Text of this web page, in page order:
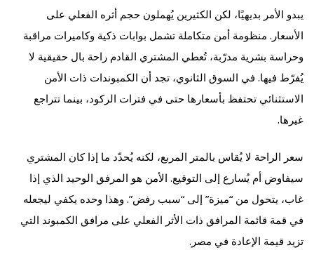
يبدو الأمر بديهيًا، لكن الكثيرين يُهملون حجم أثره الفعلي على
الأسعار. منظومة أمن متكاملة تشمل بوابات ذكية وكاميرات مراقبة
وحراسة بشرية مدرّبة، تُعطي المشتري القادم راحة بال حقيقية لا
يُفرّط فيها. في السوق الثانوي، تجد أن الكمبوندات ذات الأمن
الاستثنائي تحتفظ بأسعارها حتى في فترات الركود، بينما تتراجع
غيرها.
سعر الراحة لا يُقاس بالمتر المربع، لكنه يُحدّد ما إذا كان المشتري
سيفاوض أم يُسارع إلى التوقيع. الأمن هو المرفق الوحيد الذي إذا
غاب، يتحول من “ميزة” إلى “سبب رفض”. وهذا وحده يكفي ليجعله
في قمة قائمة المرافق ذات الأثر الفعلي على مرافق الكمبوند التي
تزيد قيمة الإعادة في مصر.